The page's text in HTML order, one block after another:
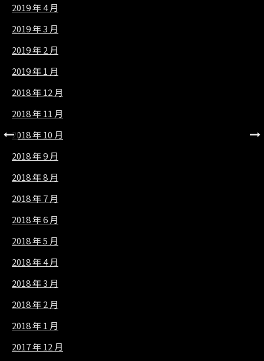
2019 年 4 月
2019 年 3 月
2019 年 2 月
2019 年 1 月
2018 年 12 月
2018 年 11 月
2018 年 10 月
2018 年 9 月
2018 年 8 月
2018 年 7 月
2018 年 6 月
2018 年 5 月
2018 年 4 月
2018 年 3 月
2018 年 2 月
2018 年 1 月
2017 年 12 月